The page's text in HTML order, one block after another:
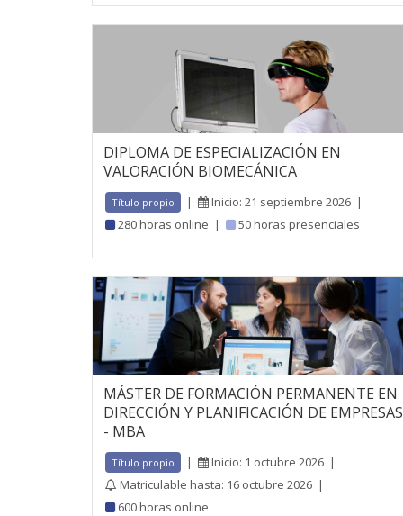
DIPLOMA DE ESPECIALIZACIÓN EN
VALORACIÓN BIOMECÁNICA
Título propio | Inicio: 21 septiembre 2026 |
280 horas online | 50 horas presenciales
MÁSTER DE FORMACIÓN PERMANENTE EN
DIRECCIÓN Y PLANIFICACIÓN DE EMPRESAS
- MBA
Título propio | Inicio: 1 octubre 2026 |
Matriculable hasta: 16 octubre 2026 |
600 horas online